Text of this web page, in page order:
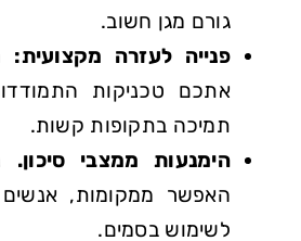
גורם מגן חשוב.
פנייה לעזרה מקצועית:
אתכם טכניקות
תמיכה בתקופות קשות.
הימנעות ממצבי סיכון.
האפשר ממקומות, אנשים
לשימוש בסמים.